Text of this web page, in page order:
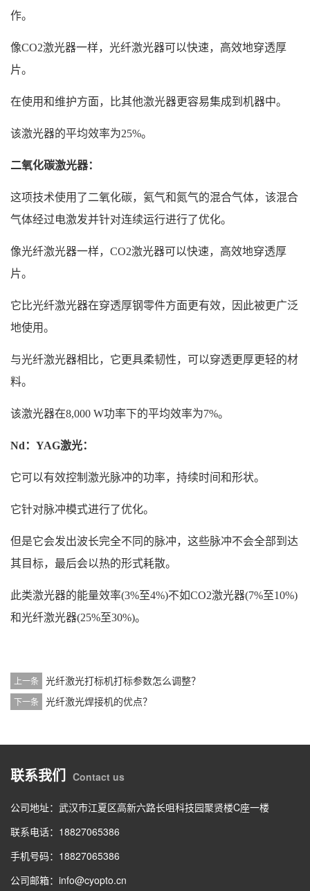
作。
像CO2激光器一样，光纤激光器可以快速，高效地穿透厚
片。
在使用和维护方面，比其他激光器更容易集成到机器中。
该激光器的平均效率为25%。
二氧化碳激光器：
这项技术使用了二氧化碳，氦气和氮气的混合气体，该混合
气体经过电激发并针对连续运行进行了优化。
像光纤激光器一样，CO2激光器可以快速，高效地穿透厚
片。
它比光纤激光器在穿透厚钢零件方面更有效，因此被更广泛
地使用。
与光纤激光器相比，它更具柔韧性，可以穿透更厚更轻的材
料。
该激光器在8,000 W功率下的平均效率为7%。
Nd：YAG激光：
它可以有效控制激光脉冲的功率，持续时间和形状。
它针对脉冲模式进行了优化。
但是它会发出波长完全不同的脉冲，这些脉冲不会全部到达
其目标，最后会以热的形式耗散。
此类激光器的能量效率(3%至4%)不如CO2激光器(7%至10%)
和光纤激光器(25%至30%)。
上一条 光纤激光打标机打标参数怎么调整？
下一条 光纤激光焊接机的优点？
联系我们 Contact us
公司地址：武汉市江夏区高新六路长咀科技园聚贤楼C座一楼
联系电话：18827065386
手机号码：18827065386
公司邮箱：info@cyopto.cn